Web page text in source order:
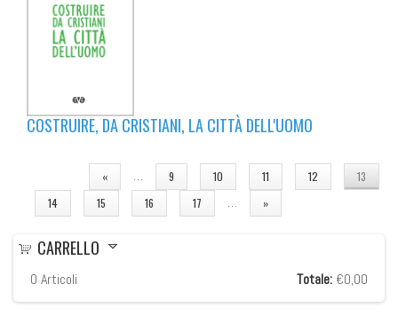
COSTRUIRE, DA CRISTIANI, LA CITTÀ DELL'UOMO
« … 9 10 11 12
13
14
15 16 17 … »
CARRELLO
0 Articoli Totale: €0,00